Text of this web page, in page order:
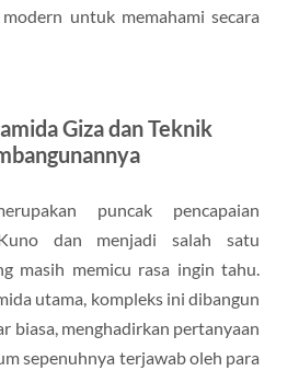
untuk memahami secara
Giza dan Teknik
puncak pencapaian
dan menjadi salah satu
masih memicu rasa ingin tahu.
utama, kompleks ini dibangun
biasa, menghadirkan pertanyaan
sepenuhnya terjawab oleh para